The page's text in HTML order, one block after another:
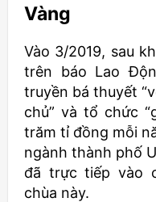
Vàng
Vào 3/2019, sau
trên báo Lao
truyền bá thuyết
chủ” và tổ chức
trăm tỉ đồng mỗi
ngành thành phố
đã trực tiếp vào
chùa này.